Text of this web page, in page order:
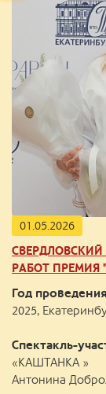
01.05.2026
РАБОТ ПРЕМИЯ
Год
2025,
Спектакль-
«КАШТАНКА »
Антонина